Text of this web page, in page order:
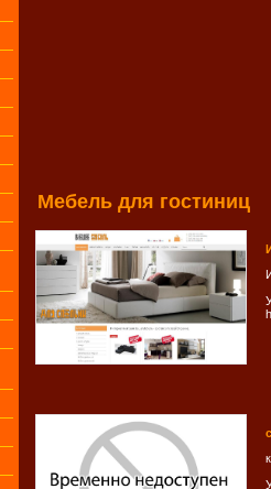
Мебель для гостиниц